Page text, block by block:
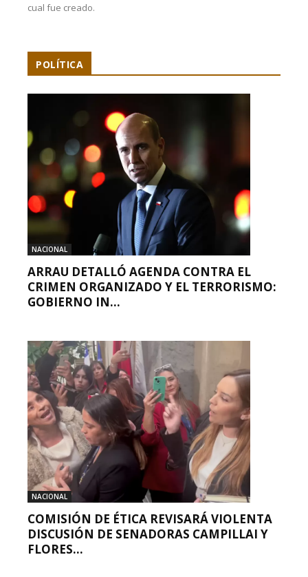
cual fue creado.
POLÍTICA
NACIONAL
ARRAU DETALLÓ AGENDA CONTRA EL
CRIMEN ORGANIZADO Y EL TERRORISMO:
GOBIERNO IN...
NACIONAL
COMISIÓN DE ÉTICA REVISARÁ VIOLENTA
DISCUSIÓN DE SENADORAS CAMPILLAI Y
FLORES...